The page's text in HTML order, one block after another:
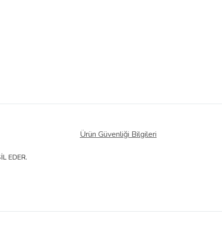
Ürün Güvenliği Bilgileri
EDER.